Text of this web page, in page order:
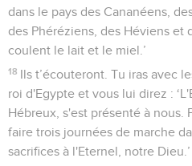
dans le pays des Cananéens,
des Phéréziens, des Héviens et
coulent le lait et le miel.’
18 Ils t’écouteront. Tu iras avec
roi d'Egypte et vous lui direz :
Hébreux, s'est présenté à nous.
faire trois journées de marche
sacrifices à l'Eternel, notre Dieu.’